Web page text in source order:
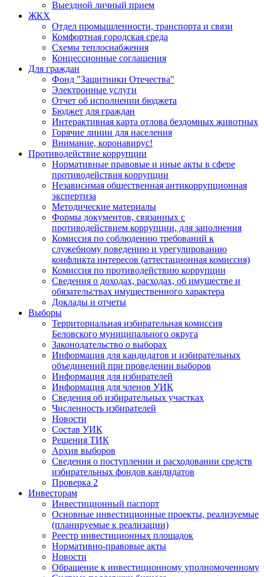
Выездной личный прием
ЖКХ
Отдел промышленности, транспорта и связи
Комфортная городская среда
Схемы теплоснабжения
Концессионные соглашения
Для граждан
Фонд "Защитники Отечества"
Электронные услуги
Отчет об исполнении бюджета
Бюджет для граждан
Интерактивная карта отлова бездомных животных
Горячие линии для населения
Внимание, коронавирус!
Противодействие коррупции
Нормативные правовые и иные акты в сфере
противодействия коррупции
Независимая общественная антикоррупционная
экспертиза
Методические материалы
Формы документов, связанных с
противодействием коррупции, для заполнения
Комиссия по соблюдению требований к
служебному поведению и урегулированию
конфликта интересов (аттестационная комиссия)
Комиссия по противодействию коррупции
Сведения о доходах, расходах, об имуществе и
обязательствах имущественного характера
Доклады и отчеты
Выборы
Территориальная избирательная комиссия
Беловского муниципального округа
Законодательство о выборах
Информация для кандидатов и избирательных
объединений при проведении выборов
Информация для избирателей
Информация для членов УИК
Сведения об избирательных участках
Численность избирателей
Новости
Состав УИК
Решения ТИК
Архив выборов
Сведения о поступлении и расходовании средств
избирательных фондов кандидатов
Проверка 2
Инвесторам
Инвестиционный паспорт
Основные инвестиционные проекты, реализуемые
(планируемые к реализации)
Реестр инвестиционных площадок
Нормативно-правовые акты
Новости
Обращение к инвестиционному уполномоченному